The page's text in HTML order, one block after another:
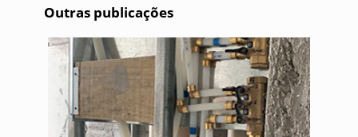
Outras publicações